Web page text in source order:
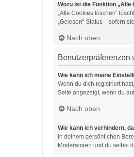
Wozu ist die Funktion „Alle
„Alle Cookies löschen“
„Gelesen“-Status – sofern
Nach oben
Benutzerpräferenzen
Wie kann ich meine
Wenn du dich registriert
Seite angezeigt, wenn du
Nach oben
Wie kann ich verhindern,
In deinem persönlichen
Moderatoren und du selbst